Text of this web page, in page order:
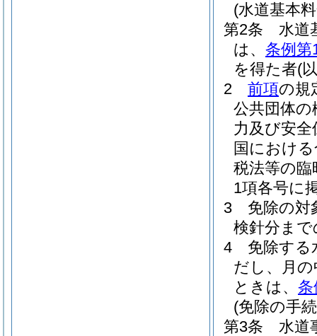
(水道基本
第2条
水道
は、 条例第
を得た者(
2
前項の規
公共団体
力及び安
国におけ
税法等の
1項各号に
3
免除の対
検針分ま
4
免除する
だし、月
ときは、 条
(免除の手
第3条
水道